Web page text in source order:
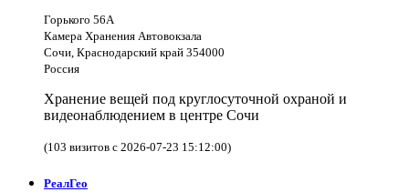
Горького 56А
Камера Хранения Автовокзала
Сочи, Краснодарский край 354000
Россия
Хранение вещей под круглосуточной охраной и
видеонаблюдением в центре Сочи
(103 визитов с 2026-07-23 15:12:00)
РеалГео